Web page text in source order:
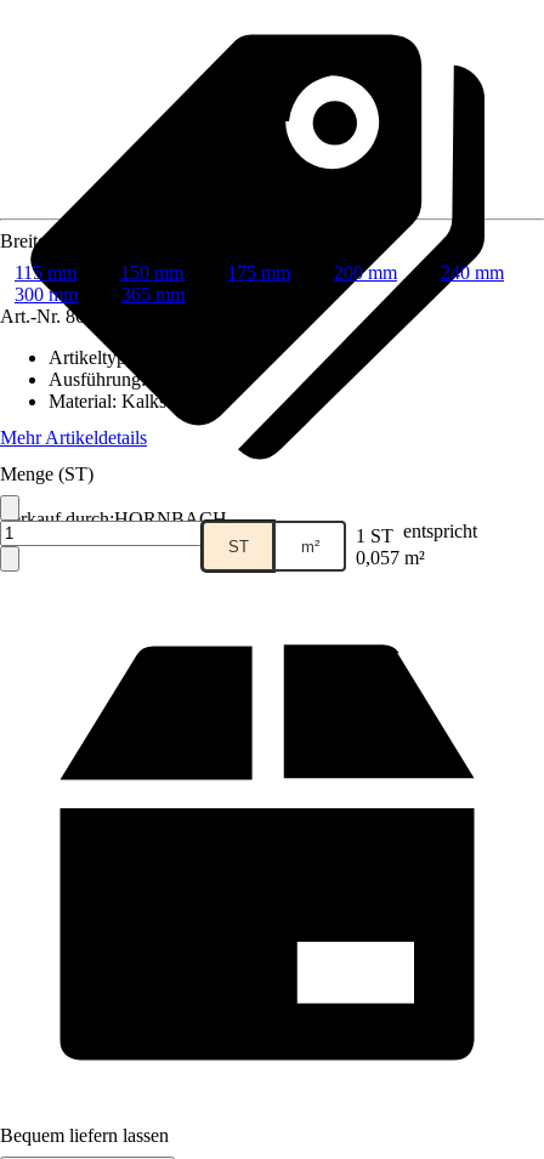
Verkauf durch:HORNBACH
Breite
115 mm
150 mm 175 mm 200 mm
240 mm
300 mm
365 mm
Art.-Nr. 8601890
Artikeltyp
Ausführung:
Material: Kalksandstein
Mehr Artikeldetails
Menge (ST)
ST m² 1 ST entspricht
0,057 m²
Bequem liefern lassen